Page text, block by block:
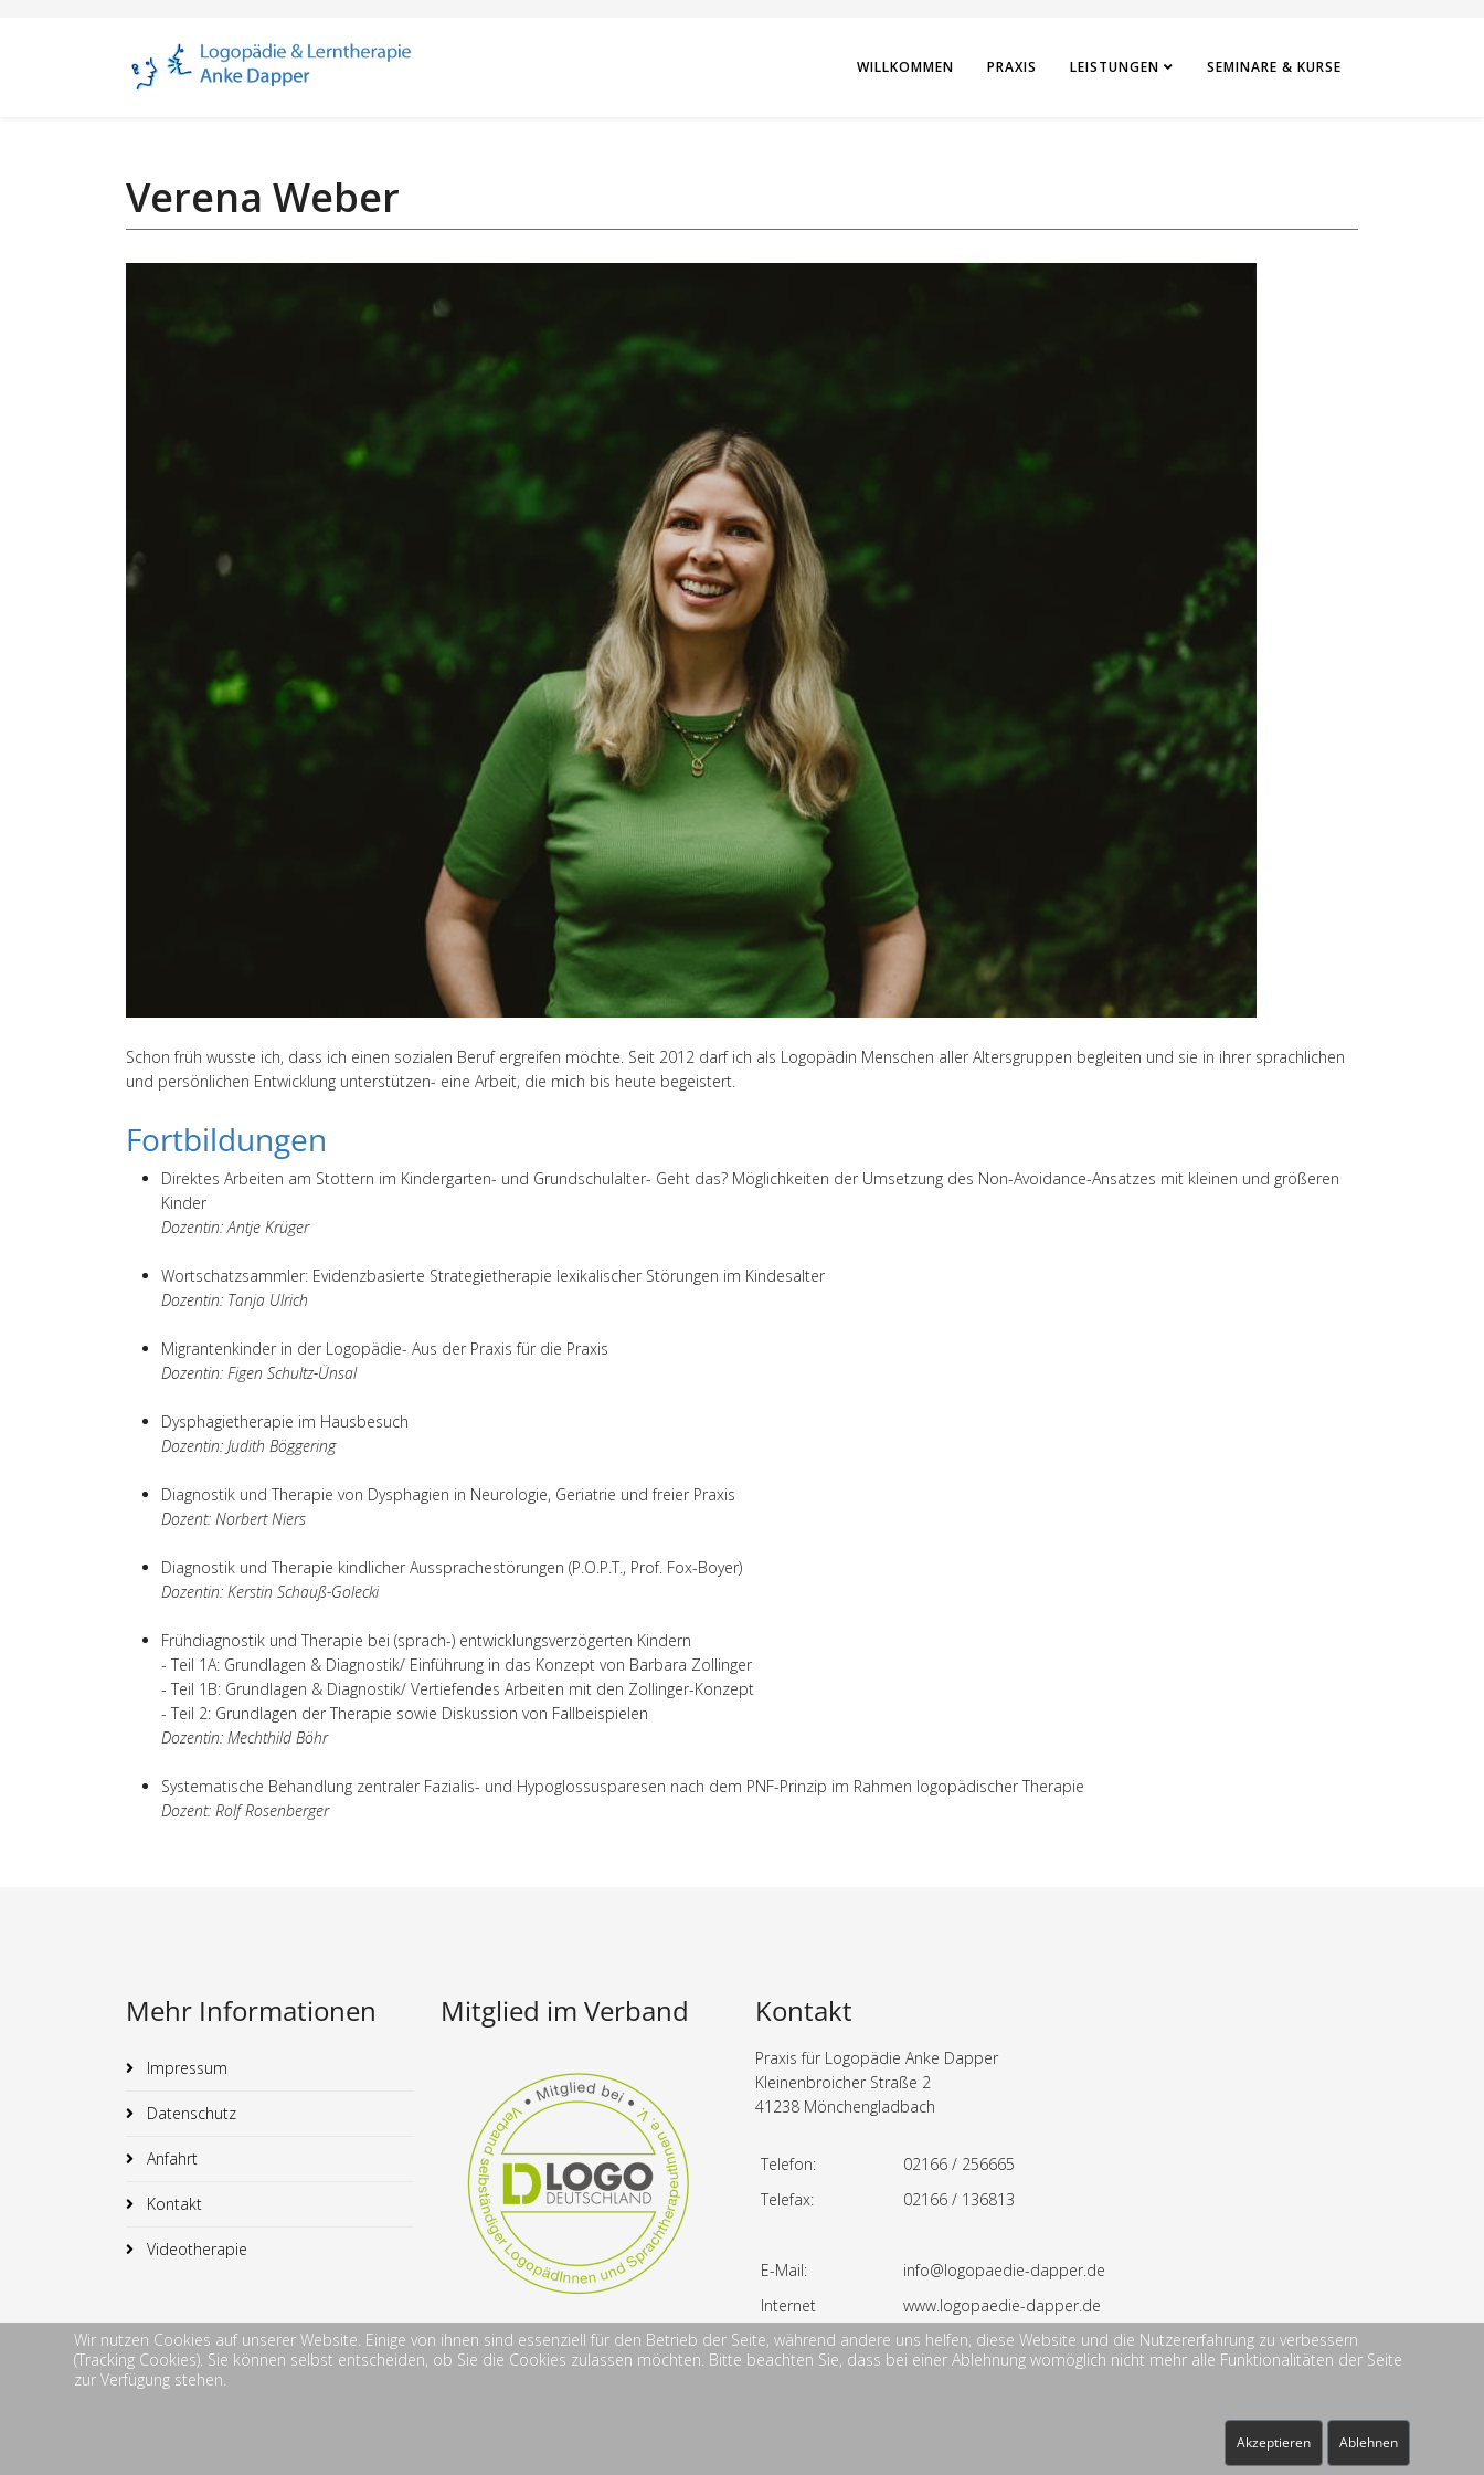
WILLKOMMEN PRAXIS LEISTUNGEN SEMINARE & KURSE
Verena Weber
Schon früh wusste ich, dass ich einen sozialen Beruf ergreifen möchte. Seit 2012 darf ich als Logopädin Menschen aller Altersgruppen begleiten und sie in ihrer sprachlichen
und persönlichen Entwicklung unterstützen- eine Arbeit, die mich bis heute begeistert.
Fortbildungen
Direktes Arbeiten am Stottern im Kindergarten- und Grundschulalter- Geht das? Möglichkeiten der Umsetzung des Non-Avoidance-Ansatzes mit kleinen und größeren
Kinder
Dozentin: Antje Krüger
Wortschatzsammler: Evidenzbasierte Strategietherapie lexikalischer Störungen im Kindesalter
Dozentin: Tanja Ulrich
Migrantenkinder in der Logopädie- Aus der Praxis für die Praxis
Dozentin: Figen Schultz-Ünsal
Dysphagietherapie im Hausbesuch
Dozentin: Judith Böggering
Diagnostik und Therapie von Dysphagien in Neurologie, Geriatrie und freier Praxis
Dozent: Norbert Niers
Diagnostik und Therapie kindlicher Aussprachestörungen (P.O.P.T., Prof. Fox-Boyer)
Dozentin: Kerstin Schauß-Golecki
Frühdiagnostik und Therapie bei (sprach-) entwicklungsverzögerten Kindern
- Teil 1A: Grundlagen & Diagnostik/ Einführung in das Konzept von Barbara Zollinger
- Teil 1B: Grundlagen & Diagnostik/ Vertiefendes Arbeiten mit den Zollinger-Konzept
- Teil 2: Grundlagen der Therapie sowie Diskussion von Fallbeispielen
Dozentin: Mechthild Böhr
Systematische Behandlung zentraler Fazialis- und Hypoglossusparesen nach dem PNF-Prinzip im Rahmen logopädischer Therapie
Dozent: Rolf Rosenberger
Mehr Informationen
Impressum
Datenschutz
Anfahrt
Kontakt
Videotherapie
Mitglied im Verband Kontakt
Praxis für Logopädie Anke Dapper
Kleinenbroicher Straße 2
41238 Mönchengladbach
Telefon:
02166 / 256665
Telefax:
02166 / 136813
E-Mail:
info@logopaedie-dapper.de
Internet
www.logopaedie-dapper.de
Wir nutzen Cookies auf unserer Website. Einige von ihnen sind essenziell für den Betrieb der Seite, während andere uns helfen, diese Website und die Nutzererfahrung zu verbessern
(Tracking Cookies). Sie können selbst entscheiden, ob Sie die Cookies zulassen möchten. Bitte beachten Sie, dass bei einer Ablehnung womöglich nicht mehr alle Funktionalitäten der Seite
zur Verfügung stehen.
Akzeptieren Ablehnen